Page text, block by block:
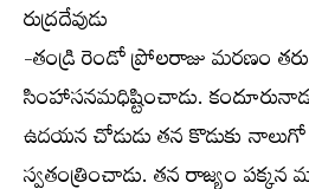
రుద్రదేవుడు
-తండ్రి రెండో ప్రోలరాజు మరణం
సింహాసనమధిష్టించాడు.
ఉదయన చోడుడు తన కొడుకు
స్వతంత్రించాడు. తన రాజ్యం పక్కన